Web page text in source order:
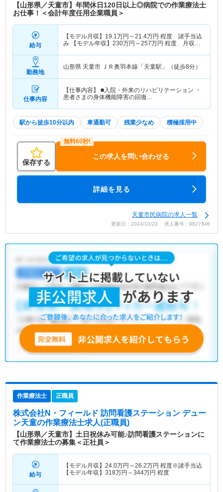
【山形県／天童市】年間休日120日以上◎病院での作業療法士
お仕事！＜会計年度任用企業職員＞
給与
【モデル月収】 19.1万円～21.4万円 程度 諸手当込
み 【モデル年収】 230万円～257万円 程度 月収
勤務地
山形県 天童市 ＪＲ奥羽本線「天童駅」（徒歩8分）
仕事内容
【仕事内容】 ■入院・外来のリハビリテーション ・
患者さまの身体機能障害の回復…
駅から徒歩10分以内 車通勤可 残業少なめ 積極採用中
保存する
この求人を問い合わせる
詳細を見る
天童市民病院の求人一覧
更新日：2024/10/23 求人番号：9827346
作業療法士 正職員
株式会社N・フィールド 訪問看護ステーション デュー
ン天童の作業療法士求人(正職員)
【山形県／天童市】土日祝休み可能♪訪問看護ステーションに
て作業療法士の募集＜正社員＞
給与
【モデル月収】 24.0万円～26.2万円 程度※諸手当込
【モデル年収】 318万円～344万円 程度